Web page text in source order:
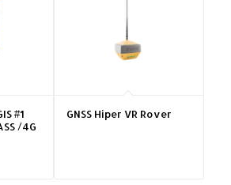
#1
/4G
GNSS Hiper VR Rover